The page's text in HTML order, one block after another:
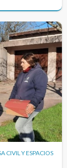
CIVIL Y ESPACIOS